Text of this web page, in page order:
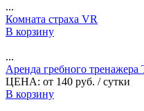
...
Комната страха VR
В корзину
...
Аренда гребного тренажера
ЦЕНА: от 140 руб. / сутки
В корзину